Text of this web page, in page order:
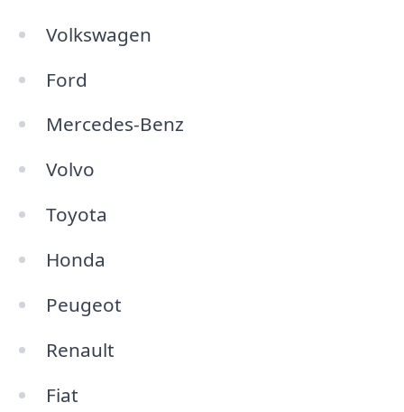
Volkswagen
Ford
Mercedes-Benz
Volvo
Toyota
Honda
Peugeot
Renault
Fiat